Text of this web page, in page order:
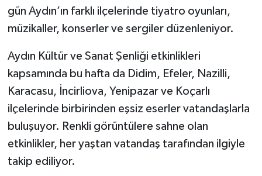
gün Aydın’ın farklı ilçelerinde tiyatro oyunları,
müzikaller, konserler ve sergiler düzenleniyor.
Aydın Kültür ve Sanat Şenliği etkinlikleri
kapsamında bu hafta da Didim, Efeler, Nazilli,
Karacasu, İncirliova, Yenipazar ve Koçarlı
ilçelerinde birbirinden eşsiz eserler vatandaşlarla
buluşuyor. Renkli görüntülere sahne olan
etkinlikler, her yaştan vatandaş tarafından ilgiyle
takip ediliyor.